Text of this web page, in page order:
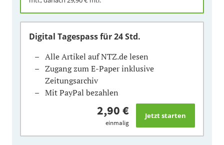
Digital Tagespassfür 24 Std.
Alle Artikel auf NTZ.de lesen
Zugang zum E-Paper inklusive
Zeitungsarchiv
Mit PayPal bezahlen
2,90 €
einmalig